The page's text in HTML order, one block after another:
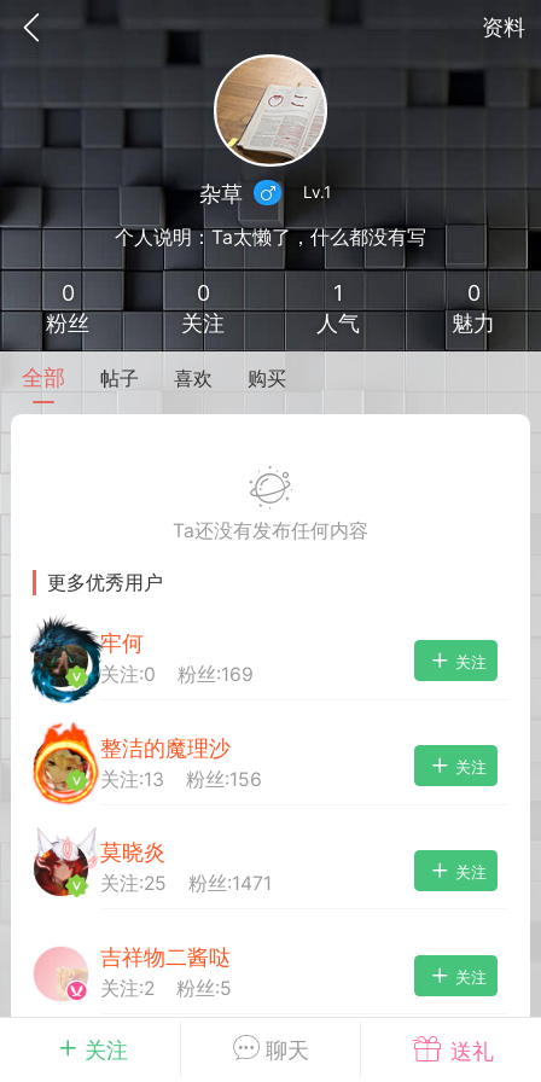
资料
我的钱包 道具 排行榜
攻略教程
02-10 15:45
电脑端
卖挂
禁止发布联机可用的作弊模组，
作弊模组的发布规范近期收到一些信息
作弊模组在联机服务器使用,为了维护游
模组的发布行为：1. *...
72 2.21w
大人
Lv.8
关注 聊天 送礼
杂草 Lv.1
个人说明：Ta太懒了，什么都没有写
0
粉丝
0
关注
1
人气
0
魅力
全部 帖子 喜欢 购买
Ta还没有发布任何内容
更多优秀用户
牢何
关注:0 粉丝:169
关注
整洁的魔理沙
关注:13 粉丝:156
关注
莫晓炎
关注:25 粉丝:1471
关注
吉祥物二酱哒
关注:2 粉丝:5
关注
a_140